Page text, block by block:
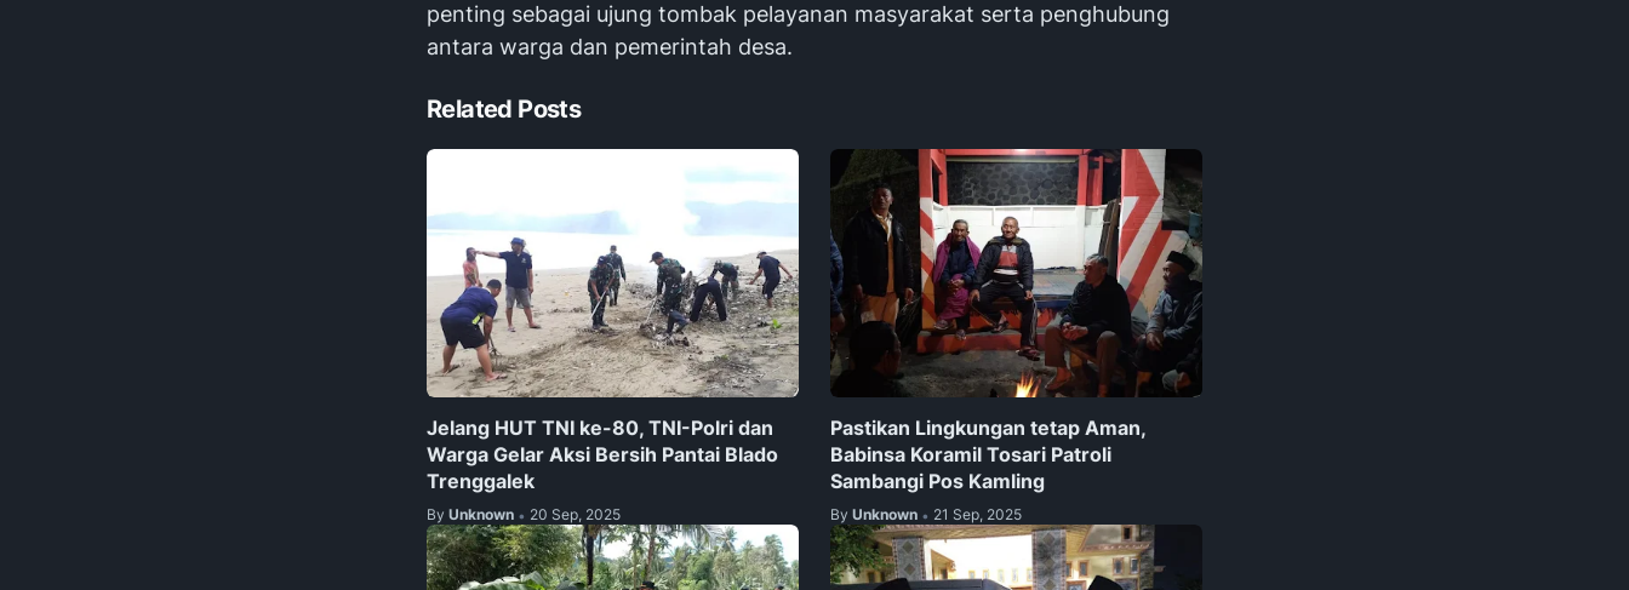
penting sebagai ujung tombak pelayanan masyarakat serta penghubung
antara warga dan pemerintah desa.
Related Posts
Jelang HUT TNI ke-80, TNI-Polri dan
Warga Gelar Aksi Bersih Pantai Blado
Trenggalek
By Unknown • 20 Sep, 2025
Pastikan Lingkungan tetap Aman,
Babinsa Koramil Tosari Patroli
Sambangi Pos Kamling
By Unknown • 21 Sep, 2025